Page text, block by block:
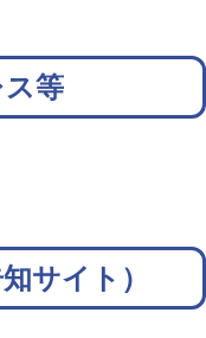
等
サイト）